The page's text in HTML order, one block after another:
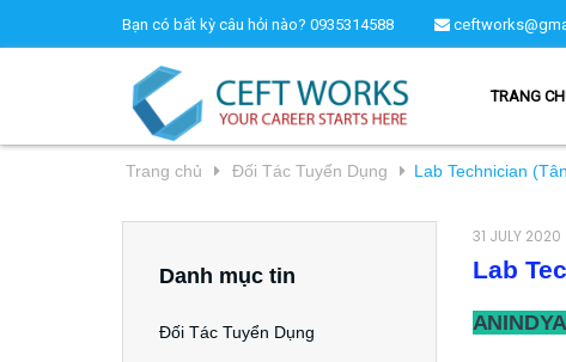
Bạn có bất kỳ câu hỏi nào? 0935314588
TRANG
Trang chủ Đối Tác Tuyển Dụng Lab Technician
31 JULY 2020
Lab
Danh mục tin
Đối Tác Tuyển Dụng